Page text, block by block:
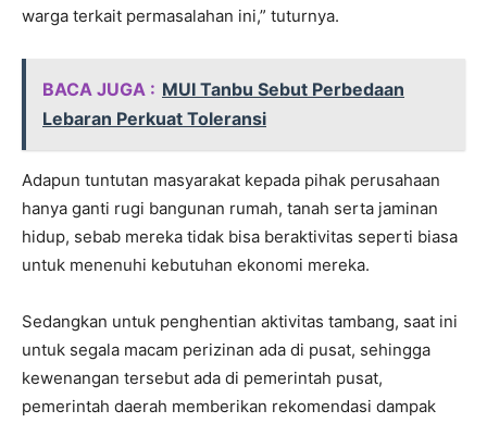
warga terkait permasalahan ini,” tuturnya.
BACA JUGA : MUI Tanbu Sebut Perbedaan
Lebaran Perkuat Toleransi
Adapun tuntutan masyarakat kepada pihak perusahaan
hanya ganti rugi bangunan rumah, tanah serta jaminan
hidup, sebab mereka tidak bisa beraktivitas seperti biasa
untuk menenuhi kebutuhan ekonomi mereka.
Sedangkan untuk penghentian aktivitas tambang, saat ini
untuk segala macam perizinan ada di pusat, sehingga
kewenangan tersebut ada di pemerintah pusat,
pemerintah daerah memberikan rekomendasi dampak